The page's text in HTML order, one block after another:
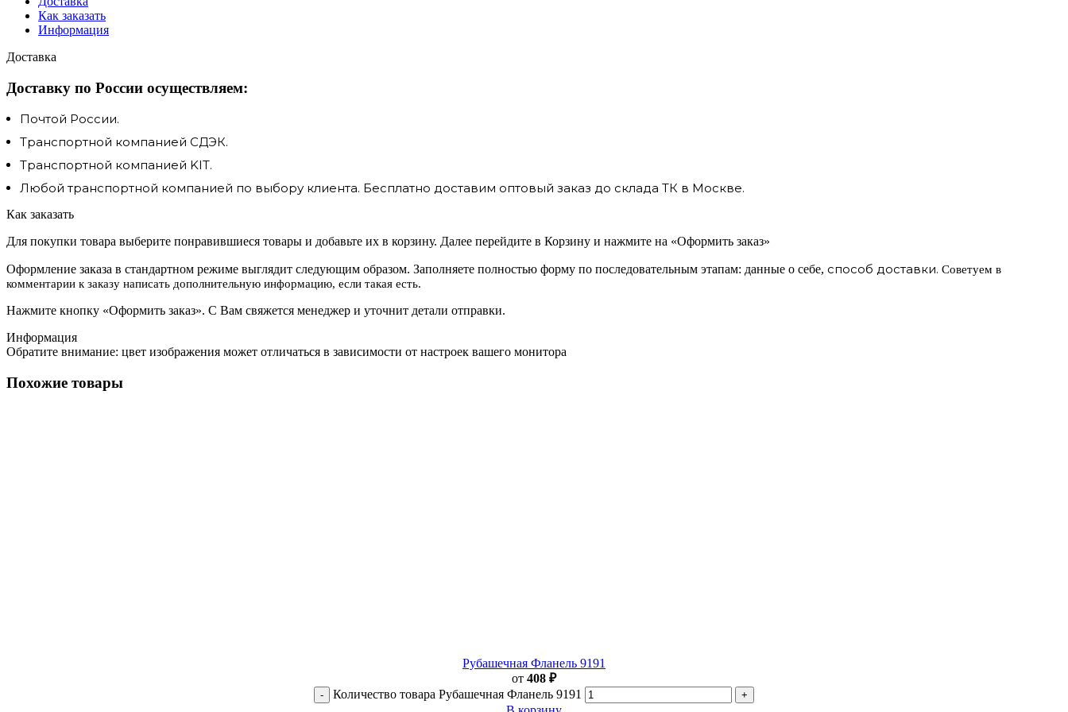
Как заказать
Информация
Доставка
Доставку по России осуществляем:
Почтой России.
Транспортной компанией СДЭК.
Транспортной компанией KIT.
Любой транспортной компанией по выбору клиента. Бесплатно доставим оптовый заказ до склада ТК в Москве.
Как заказать
Для покупки товара выберите понравившиеся товары и добавьте их в корзину. Далее перейдите в Корзину и нажмите на «Оформить заказ»
Оформление заказа в стандартном режиме выглядит следующим образом. Заполняете полностью форму по последовательным этапам: данные о себе, способ доставки. Советуем в
комментарии к заказу написать дополнительную информацию, если такая есть.
Нажмите кнопку «Оформить заказ». С Вам свяжется менеджер и уточнит детали отправки.
Информация
Обратите внимание: цвет изображения может отличаться в зависимости от настроек вашего монитора
Похожие товары
Рубашечная Фланель 9191
от 408 ₽
Количество товара Рубашечная Фланель 9191